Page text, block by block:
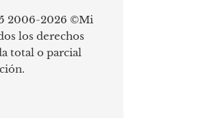
2006-2026 ©Mi
los derechos
total o parcial